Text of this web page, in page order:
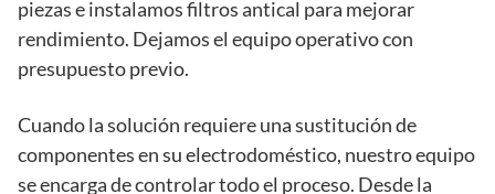
piezas e instalamos filtros antical para mejorar
rendimiento. Dejamos el equipo operativo con
presupuesto previo.
Cuando la solución requiere una sustitución de
componentes en su electrodoméstico, nuestro equipo
se encarga de controlar todo el proceso. Desde la